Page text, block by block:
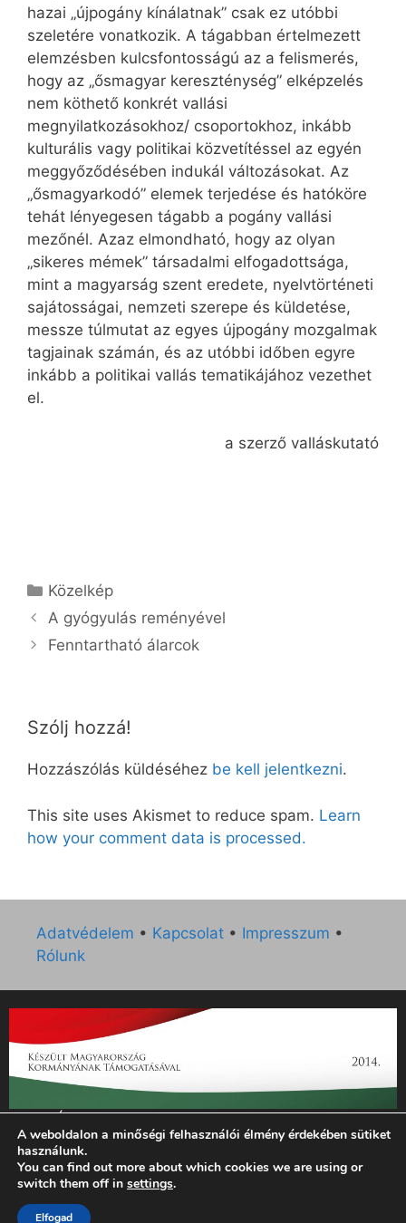
hazai „újpogány kínálatnak” csak ez utóbbi
szeletére vonatkozik. A tágabban értelmezett
elemzésben kulcsfontosságú az a felismerés,
hogy az „ősmagyar kereszténység” elképzelés
nem köthető konkrét vallási
megnyilatkozásokhoz/ csoportokhoz, inkább
kulturális vagy politikai közvetítéssel az egyén
meggyőződésében indukál változásokat. Az
„ősmagyarkodó” elemek terjedése és hatóköre
tehát lényegesen tágabb a pogány vallási
mezőnél. Azaz elmondható, hogy az olyan
„sikeres mémek” társadalmi elfogadottsága,
mint a magyarság szent eredete, nyelvtörténeti
sajátosságai, nemzeti szerepe és küldetése,
messze túlmutat az egyes újpogány mozgalmak
tagjainak számán, és az utóbbi időben egyre
inkább a politikai vallás tematikájához vezethet
el.
a szerző valláskutató
Kategória
Közelkép
A gyógyulás reményével
Fenntartható álarcok
Szólj hozzá!
Hozzászólás küldéséhez be kell jelentkezni.
This site uses Akismet to reduce spam. Learn
how your comment data is processed.
Adatvédelem • Kapcsolat • Impresszum •
Rólunk
„Az Új Ember katolikus hetilap 2014. évi működésének
támogatását az EGYH-KCP-14-P-0121 sz. támogatási
szerződés keretében 3 000 000 Ft összegben támogatta az
Emberi Erőforrások Minisztériuma.”
© 2026 Magyar Kurír - Új Ember
A weboldalon a minőségi felhasználói élmény érdekében sütiket
használunk.
You can find out more about which cookies we are using or
switch them off in settings.
Elfogad